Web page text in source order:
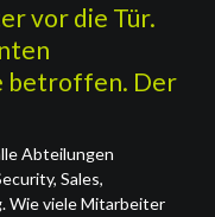
vor die Tür.
betroffen. Der
Abteilungen
Sales,
Wie viele Mitarbeiter